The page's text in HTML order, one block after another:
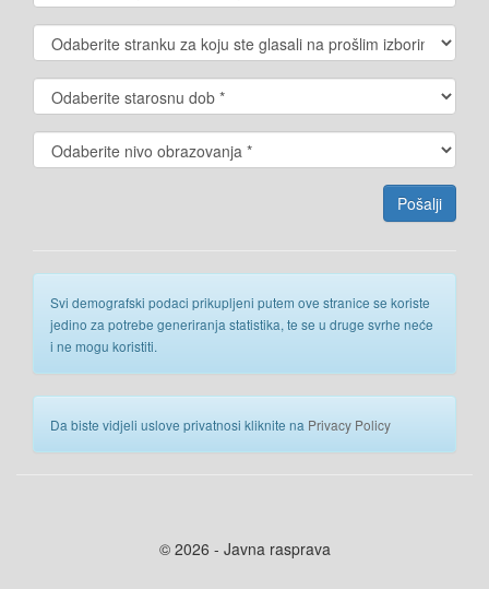
Svi demografski podaci prikupljeni putem ove stranice se koriste
jedino za potrebe generiranja statistika, te se u druge svrhe neće
i ne mogu koristiti.
Da biste vidjeli uslove privatnosi kliknite na Privacy Policy
© 2026 - Javna rasprava